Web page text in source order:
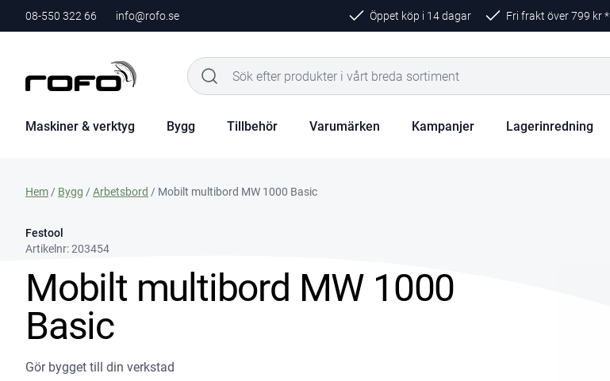
08-550 322 66 info@rofo.se Öppet köp i 14 dagar Fri frakt över799 kr *
Maskiner & verktyg Bygg Tillbehör Varumärken Kampanjer Lagerinredning
Hem / Bygg /Arbetsbord / Mobilt multibord MW 1000 Basic
Festool
Artikelnr:203454
Mobilt multibord MW 1000
Basic
Gör bygget till din verkstad